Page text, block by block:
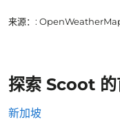
来源： :
探索 Scoot 的
新加坡